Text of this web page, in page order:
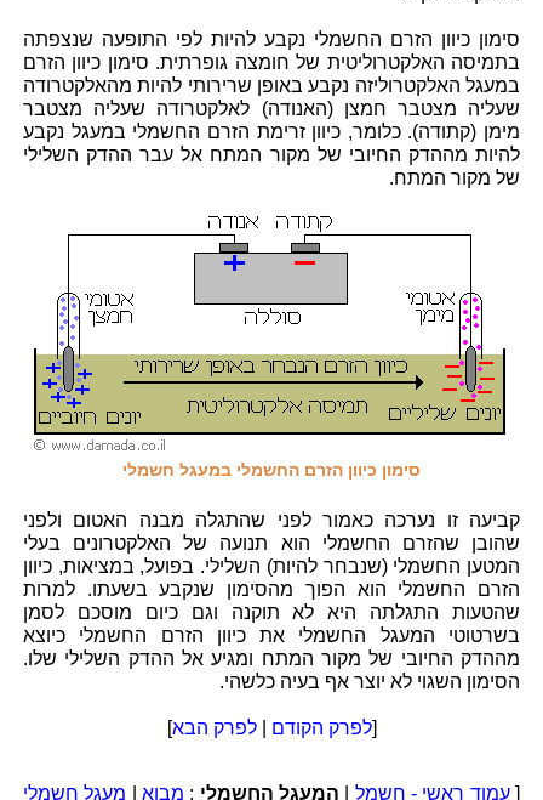
סימון כיוון הזרם החשמלי נקבע להיות לפי התופעה שנצפתה
בתמיסה האלקטרוליטית של חומצה גופרתית. סימון כיוון הזרם
במעגל האלקטרוליזה נקבע באופן שרירותי להיות מהאלקטרודה
שעליה מצטבר חמצן (האנודה) לאלקטרודה שעליה מצטבר
מימן (קתודה). כלומר, כיוון זרימת הזרם החשמלי במעגל נקבע
להיות מההדק החיובי של מקור המתח אל עבר ההדק השלילי
של מקור המתח.
סימון כיוון הזרם החשמלי במעגל חשמלי
קביעה זו נערכה כאמור לפני שהתגלה מבנה האטום ולפני
שהובן שהזרם החשמלי הוא תנועה של האלקטרונים בעלי
המטען החשמלי (שנבחר להיות) השלילי. בפועל, במציאות, כיוון
הזרם החשמלי הוא הפוך מהסימון שנקבע בשעתו. למרות
שהטעות התגלתה היא לא תוקנה וגם כיום מוסכם לסמן
בשרטוטי המעגל החשמלי את כיוון הזרם החשמלי כיוצא
מההדק החיובי של מקור המתח ומגיע אל ההדק השלילי שלו.
הסימון השגוי לא יוצר אף בעיה כלשהי.
[לפרק הקודם |לפרק הבא]
[עמוד ראשי - חשמל המעגל החשמלי : מבוא| מעגל חשמלי